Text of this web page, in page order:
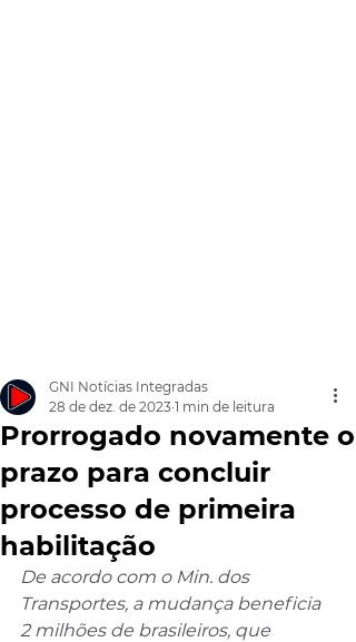
Prorrogado novamente o
prazo para concluir
processo de primeira
habilitação
GNI Notícias Integradas
28 de dez. de 2023 1 min de leitura
De acordo com o Min. dos
Transportes, a mudança beneficia
2 milhões de brasileiros, que